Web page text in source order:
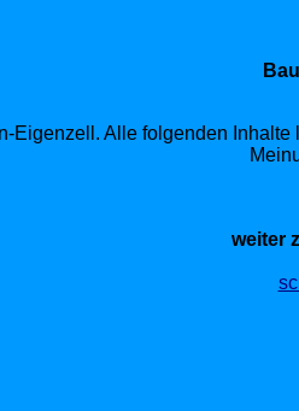
Eigenzell. Alle folgenden
weiter